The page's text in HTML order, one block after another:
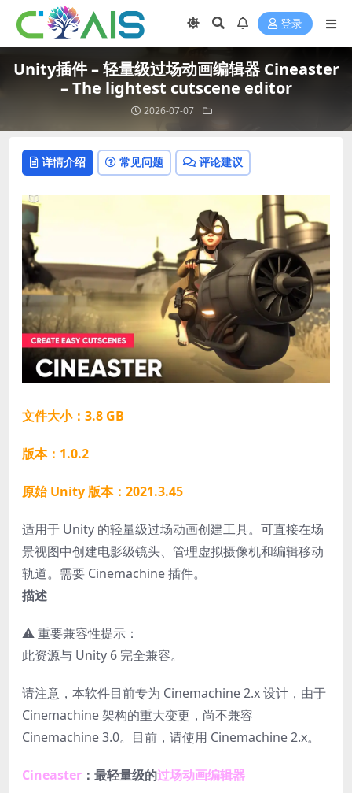
登录
Unity插件 – 轻量级过场动画编辑器 Cineaster
– The lightest cutscene editor
2026-07-07
详情介绍 常见问题 评论建议
文件大小：3.8 GB
版本：1.0.2
原始 Unity 版本：2021.3.45
适用于 Unity 的轻量级过场动画创建工具。可直接在场
景视图中创建电影级镜头、管理虚拟摄像机和编辑移动
轨道。需要 Cinemachine 插件。
描述
⚠️ 重要兼容性提示：
此资源与 Unity 6 完全兼容。
请注意，本软件目前专为 Cinemachine 2.x 设计，由于
Cinemachine 架构的重大变更，尚不兼容
Cinemachine 3.0。目前，请使用 Cinemachine 2.x。
Cineaster ：最轻量级的过场动画编辑器